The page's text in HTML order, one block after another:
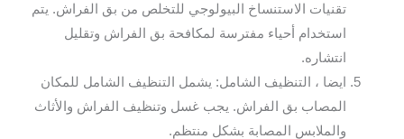
تقنيات الاستنساخ البيولوجي للتخلص من بق الفراش. يتم
استخدام أحياء مفترسة لمكافحة بق الفراش وتقليل
انتشاره.
ايضا ، التنظيف الشامل: يشمل التنظيف الشامل للمكان
المصاب بق الفراش. يجب غسل وتنظيف الفراش والأثاث
والملابس المصابة بشكل منتظم.